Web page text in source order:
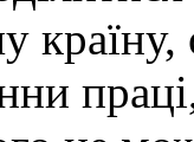
країну,